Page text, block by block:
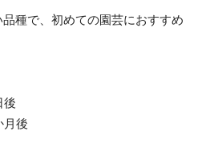
種で、初めての園芸におすすめ
後
月後